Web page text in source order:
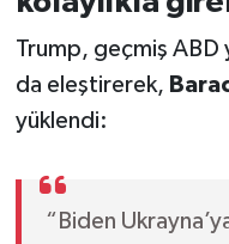
Trump, geçmiş ABD
da eleştirerek,
yüklendi:
“Biden